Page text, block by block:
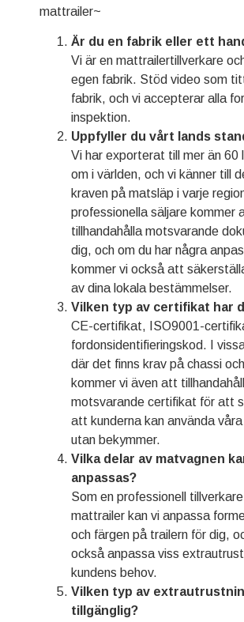
mattrailer~
Är du en fabrik eller ett
Vi är en mattrailertillverkare
egen fabrik. Stöd video som
fabrik, och vi accepterar alla
inspektion.
Uppfyller du vårt lands
Vi har exporterat till mer än 60
om i världen, och vi känner till
kraven på matsläp i varje
professionella säljare kommer
tillhandahålla motsvarande
dig, och om du har några
kommer vi också att
av dina lokala bestämmelser.
Vilken typ av certifikat har
CE-certifikat, ISO9001-
fordonsidentifieringskod. I
där det finns krav på chassi
kommer vi även att
motsvarande certifikat för att
att kunderna kan använda
utan bekymmer.
Vilka delar av matvagnen
anpassas?
Som en professionell
mattrailer kan vi anpassa
och färgen på trailern för dig,
också anpassa viss
kundens behov.
Vilken typ av
tillgänglig?
Norsk